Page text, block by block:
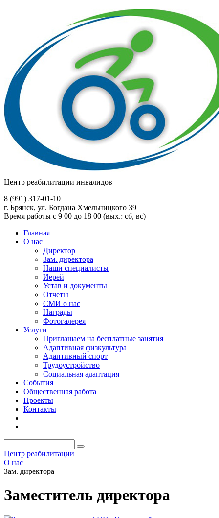
Центр реабилитации инвалидов
8 (991) 317-01-10
г. Брянск, ул. Богдана Хмельницкого 39
Время работы с 9 00 до 18 00 (вых.: сб, вс)
Главная
О нас
Директор
Зам. директора
Наши специалисты
Иерей
Устав и документы
Отчеты
СМИ о нас
Награды
Фотогалерея
Услуги
Приглашаем на бесплатные занятия
Адаптивная физкультура
Адаптивный спорт
Трудоустройство
Социальная адаптация
События
Общественная работа
Проекты
Контакты
Центр реабилитации
О нас
Зам. директора
Заместитель директора